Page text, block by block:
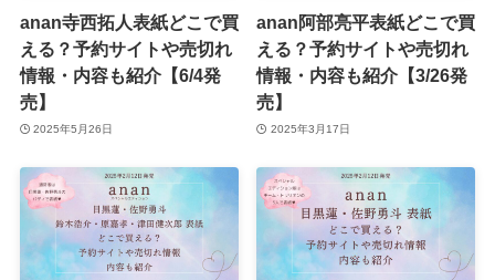
anan寺西拓人表紙どこで買
える？予約サイトや売切れ
情報・内容も紹介【6/4発
売】
2025年5月26日
anan阿部亮平表紙どこで買
える？予約サイトや売切れ
情報・内容も紹介【3/26発
売】
2025年3月17日